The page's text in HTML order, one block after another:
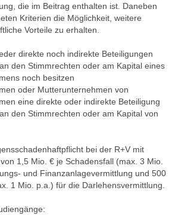
die im Beitrag enthalten ist. Daneben
Kriterien die Möglichkeit, weitere
Vorteile zu erhalten.
direkte noch indirekte Beteiligungen
den Stimmrechten oder am Kapital eines
noch besitzen
oder Mutterunternehmen von
eine direkte oder indirekte Beteiligung
den Stimmrechten oder am Kapital von
bei der R+V mit
1,5 Mio. € je Schadensfall (max. 3 Mio.
und Finanzanlagevermittlung und 500
1 Mio. p.a.) für die Darlehensvermittlung.